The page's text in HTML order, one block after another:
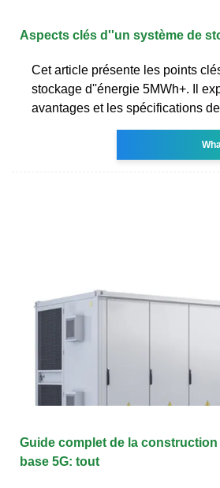
Aspects clés d''un système de
Cet article présente les points
stockage d''énergie 5MWh+. Il
avantages et les spécifications
Guide complet de la
base 5G: tout